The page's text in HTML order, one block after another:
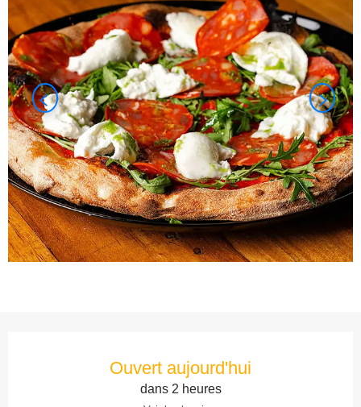
Ouvert aujourd'hui
dans 2 heures